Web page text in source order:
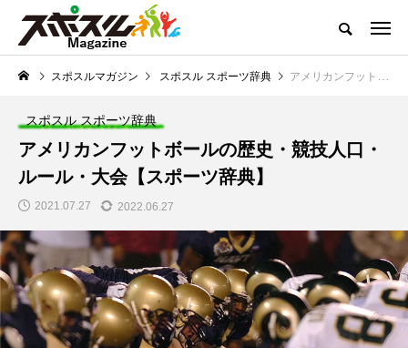
どこよりも熱くお届けするスポーツコンテンツ
スポスルマガジンTOP 全ての記事一覧 ライター一覧 クチ
NEW POST スポスルマガジンの最新記事
トップ選手への道のり
スポスルマガジン スポスル スポーツ辞典 アメリカンフットボールの歴史・競技人口・ルール・大会【スポーツ辞典】
スポスル スポーツ辞典
アメリカンフットボールの歴史・競技人口・
ルール・大会【スポーツ辞典】
2021.07.27 2022.06.27